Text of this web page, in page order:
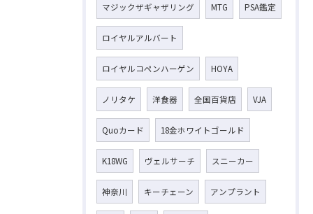
マジックザギャザリング MTG PSA鑑定
ロイヤルアルバート
ロイヤルコペンハーゲン HOYA
ノリタケ 洋食器 全国百貨店 VJA
Quoカード 18金ホワイトゴールド
K18WG ヴェルサーチ スニーカー
神奈川 キーチェーン アンプラント